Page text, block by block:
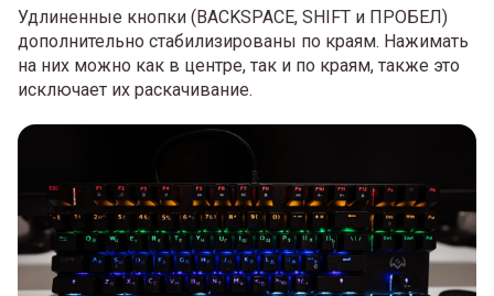
Удлиненные кнопки (BACKSPACE, SHIFT и ПРОБЕЛ)
дополнительно стабилизированы по краям. Нажимать
на них можно как в центре, так и по краям, также это
исключает их раскачивание.